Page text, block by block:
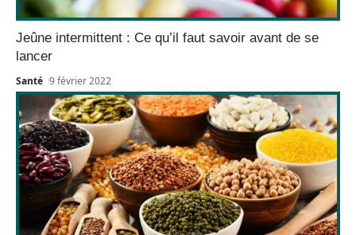
Jeûne intermittent : Ce qu’il faut savoir avant de se
lancer
Santé 9 février 2022